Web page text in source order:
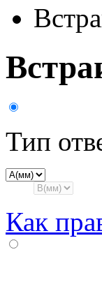
Тип
Как